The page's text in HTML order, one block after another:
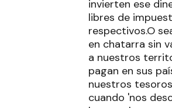
invierten ese
libres de
respectivos.O
en chatarra sin
a nuestros
pagan en sus
nuestros
cuando 'nos